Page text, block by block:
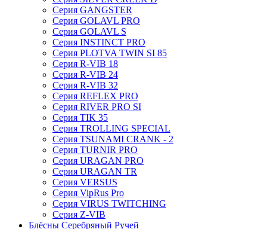
Серия GANGSTER
Серия GOLAVL PRO
Серия GOLAVL S
Серия INSTINCT PRO
Серия PLOTVA TWIN SI 85
Серия R-VIB 18
Серия R-VIB 24
Серия R-VIB 32
Серия REFLEX PRO
Серия RIVER PRO SI
Серия TIK 35
Серия TROLLING SPECIAL
Серия TSUNAMI CRANK - 2
Серия TURNIR PRO
Серия URAGAN PRO
Серия URAGAN TR
Серия VERSUS
Серия VipRus Pro
Серия VIRUS TWITCHING
Серия Z-VIB
Блёсны Серебряный Ручей